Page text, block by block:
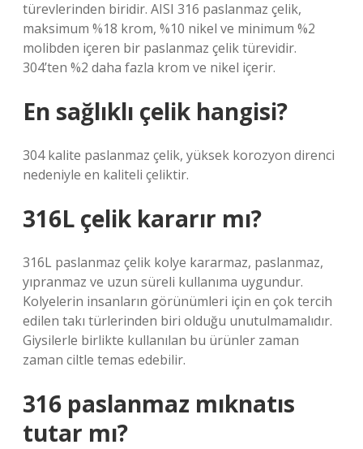
türevlerinden biridir. AISI 316 paslanmaz çelik,
maksimum %18 krom, %10 nikel ve minimum %2
molibden içeren bir paslanmaz çelik türevidir.
304’ten %2 daha fazla krom ve nikel içerir.
En sağlıklı çelik hangisi?
304 kalite paslanmaz çelik, yüksek korozyon direnci
nedeniyle en kaliteli çeliktir.
316L çelik kararır mı?
316L paslanmaz çelik kolye kararmaz, paslanmaz,
yıpranmaz ve uzun süreli kullanıma uygundur.
Kolyelerin insanların görünümleri için en çok tercih
edilen takı türlerinden biri olduğu unutulmamalıdır.
Giysilerle birlikte kullanılan bu ürünler zaman
zaman ciltle temas edebilir.
316 paslanmaz mıknatıs
tutar mı?